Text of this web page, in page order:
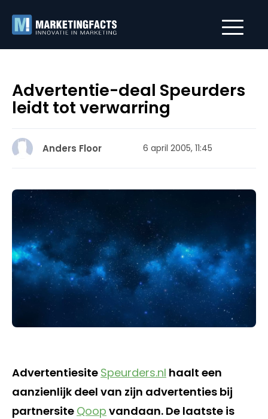
Advertentie-deal Speurders
leidt tot verwarring
Anders Floor 6 april 2005, 11:45
Advertentiesite Speurders.nl haalt een
aanzienlijk deel van zijn advertenties bij
partnersite Qoop vandaan. De laatste is